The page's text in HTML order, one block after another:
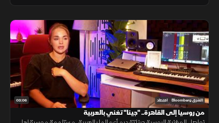
03:06 الشرق Bloomberg اقتصاد
من روسيا إلى القاهرة.. "جينا" تغني بالعربية